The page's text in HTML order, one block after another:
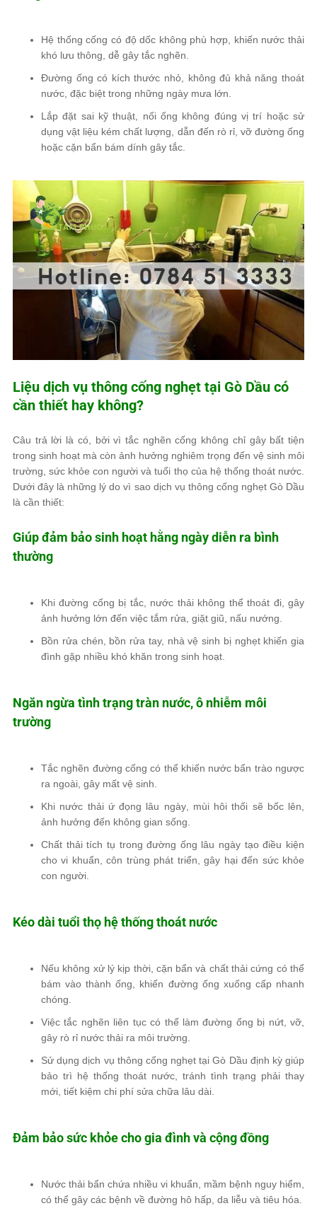
Hệ thống cống có độ dốc không phù hợp, khiến nước thải
khó lưu thông, dễ gây tắc nghẽn.
Đường ống có kích thước nhỏ, không đủ khả năng thoát
nước, đặc biệt trong những ngày mưa lớn.
Lắp đặt sai kỹ thuật, nối ống không đúng vị trí hoặc sử
dụng vật liệu kém chất lượng, dẫn đến rò rỉ, vỡ đường ống
hoặc cặn bẩn bám dính gây tắc.
Liệu dịch vụ thông cống nghẹt tại Gò Dầu có
cần thiết hay không?
Câu trả lời là có, bởi vìtắc nghẽn cống không chỉ gây bất tiện
trong sinh hoạt mà còn ảnh hưởng nghiêm trọng đến vệ sinh môi
trường, sức khỏe con người và tuổi thọ của hệ thống thoát nước
Dưới đây là những lý dovì sao dịch vụ thông cống nghẹt Gò Dầu
là cần thiết:
Giúp đảm bảo sinh hoạt hằng ngày diễn ra bình
thường
Khi đường cống bị tắc, nước thải không thể thoát đi, gây
ảnh hưởng lớn đến việc tắm rửa, giặt giũ, nấu nướng
Bồn rửa chén, bồn rửa tay, nhà vệ sinh bị nghẹtkhiến gia
đình gặp nhiều khó khăn trong sinh hoạt.
Ngăn ngừa tình trạng tràn nước, ô nhiễm môi
trường
Tắc nghẽn đường cống có thể khiến nước bẩn trào ngược
ra ngoài, gây mất vệ sinh.
Khi nước thải ứ đọng lâu ngày, mùi hôi thối sẽ bốc lên,
ảnh hưởng đến không gian sống.
Chất thải tích tụ trong đường ống lâu ngày tạo điều kiện
cho vi khuẩn, côn trùng phát triển , gây hại đến sức khỏe
con người.
Kéo dài tuổi thọ hệ thống thoát nước
Nếu không xử lý kịp thời, cặn bẩn và chất thải cứng có thể
bám vào thành ống, khiến đường ống xuống cấp nhanh
chóng
Việc tắc nghẽn liên tục có thể làmđường ống bị nứt, vỡ
gây rò rỉ nước thải ra môi trường.
Sử dụng dịch vụ thông cống nghẹt tại Gò Dầu định kỳ giúp
bảo trì hệ thống thoát nước , tránh tình trạng phải thay
mới, tiết kiệm chi phí sửa chữa lâu dài.
Đảm bảo sức khỏe cho gia đình và cộng đồng
Nước thải bẩn chứa nhiều vi khuẩn, mầm bệnh nguy hiểm
có thể gây các bệnh về đường hô hấp, da liễu và tiêu hóa